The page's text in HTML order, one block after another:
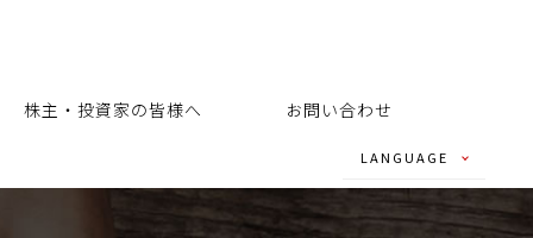
LANGUAGE
- JAPANESE
株主・投資家の皆様へ お問い合わせ